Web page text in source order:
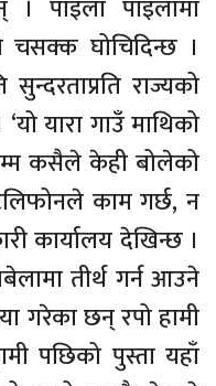
। पाइला पाइलामा
घोचिदिन्छ ।
राज्यको
यारा गाउँ माथिको
कसैले केही बोलेको
काम गर्छ, न
कार्यालय देखिन्छ ।
तीर्थ गर्न आउने
गरेका छन् रपो हामी
पछिको पुस्ता यहाँ